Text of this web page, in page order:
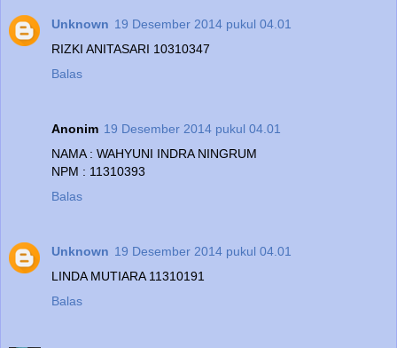
Unknown 19 Desember 2014 pukul 04.01
RIZKI ANITASARI 10310347
Balas
Anonim 19 Desember 2014 pukul 04.01
NAMA : WAHYUNI INDRA NINGRUM
NPM : 11310393
Balas
Unknown 19 Desember 2014 pukul 04.01
LINDA MUTIARA 11310191
Balas